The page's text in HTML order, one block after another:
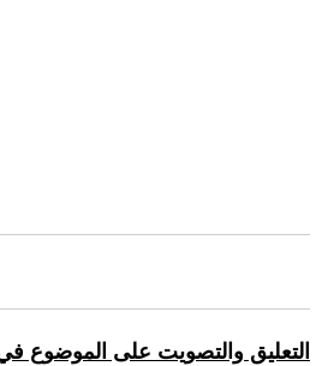
التعليق والتصويت على الموضوع